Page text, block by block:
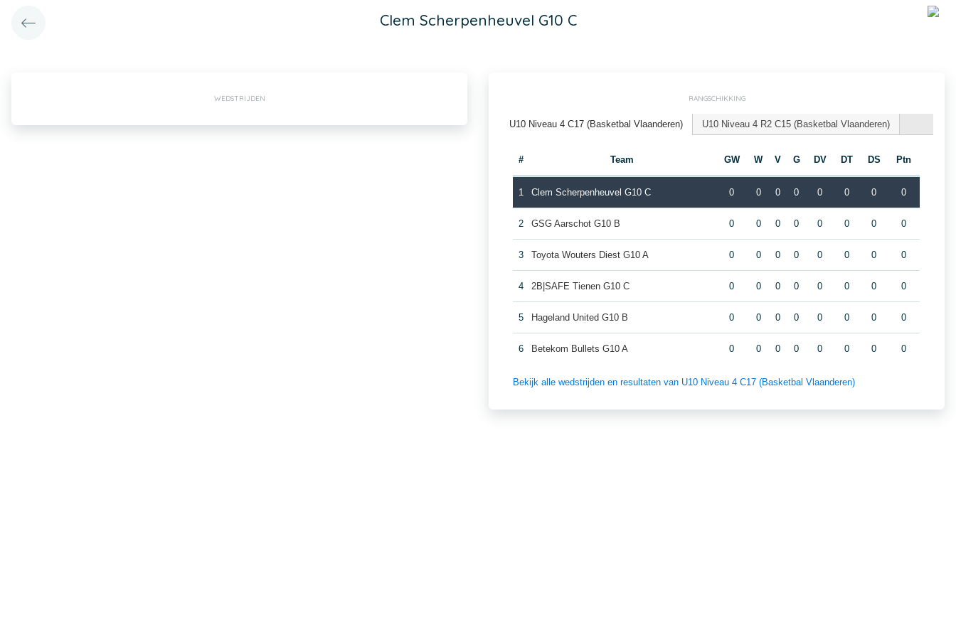
Clem Scherpenheuvel G10 C
WEDSTRIJDEN RANGSCHIKKING
U10 Niveau 4 C17 (Basketbal Vlaanderen) U10 Niveau 4 R2 C15 (Basketbal Vlaanderen)
# Team GW W V G DV DT DS Ptn
1 Clem Scherpenheuvel G10 C 0 0 0 0 0 0 0 0
2 GSG Aarschot G10 B 0 0 0 0 0 0 0 0
3 Toyota Wouters Diest G10 A 0 0 0 0 0 0 0 0
4 2B|SAFE Tienen G10 C 0 0 0 0 0 0 0 0
5 Hageland United G10 B 0 0 0 0 0 0 0 0
6 Betekom Bullets G10 A 0 0 0 0 0 0 0 0
Bekijk alle wedstrijden en resultaten van U10 Niveau 4 C17 (Basketbal Vlaanderen)